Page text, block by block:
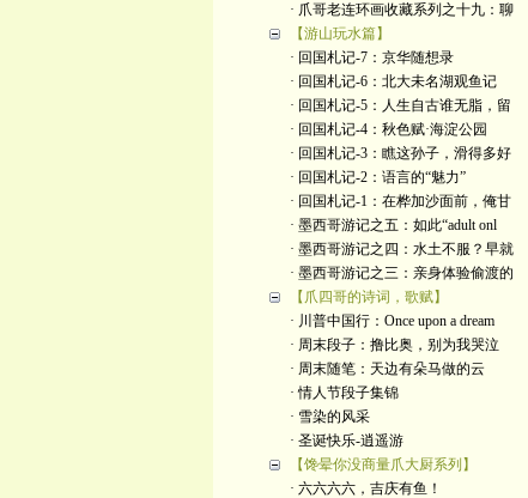
· 爪哥老连环画收藏系列之十九：聊
【游山玩水篇】
· 回国札记-7：京华随想录
· 回国札记-6：北大未名湖观鱼记
· 回国札记-5：人生自古谁无脂，留
· 回国札记-4：秋色赋·海淀公园
· 回国札记-3：瞧这孙子，滑得多好
· 回国札记-2：语言的“魅力”
· 回国札记-1：在桦加沙面前，俺甘
· 墨西哥游记之五：如此“adult onl
· 墨西哥游记之四：水土不服？早就
· 墨西哥游记之三：亲身体验偷渡的
【爪四哥的诗词，歌赋】
· 川普中国行：Once upon a dream
· 周末段子：撸比奥，别为我哭泣
· 周末随笔：天边有朵马做的云
· 情人节段子集锦
· 雪染的风采
· 圣诞快乐-逍遥游
【馋晕你没商量爪大厨系列】
· 六六六六，吉庆有鱼！